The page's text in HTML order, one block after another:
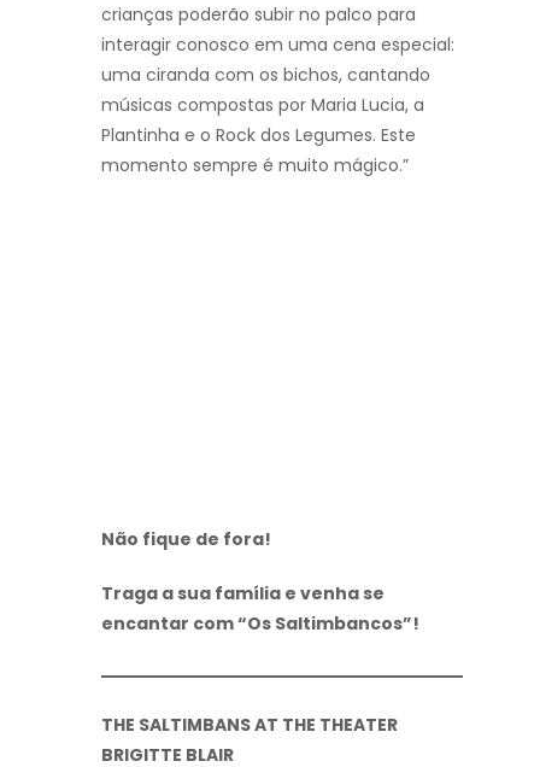
crianças poderão subir no palco para
interagir conosco em uma cena especial:
uma ciranda com os bichos, cantando
músicas compostas por Maria Lucia, a
Plantinha e o Rock dos Legumes. Este
momento sempre é muito mágico.”
Não fique de fora!
Traga a sua família e venha se
encantar com “Os Saltimbancos”!
THE SALTIMBANS AT THE THEATER
BRIGITTE BLAIR